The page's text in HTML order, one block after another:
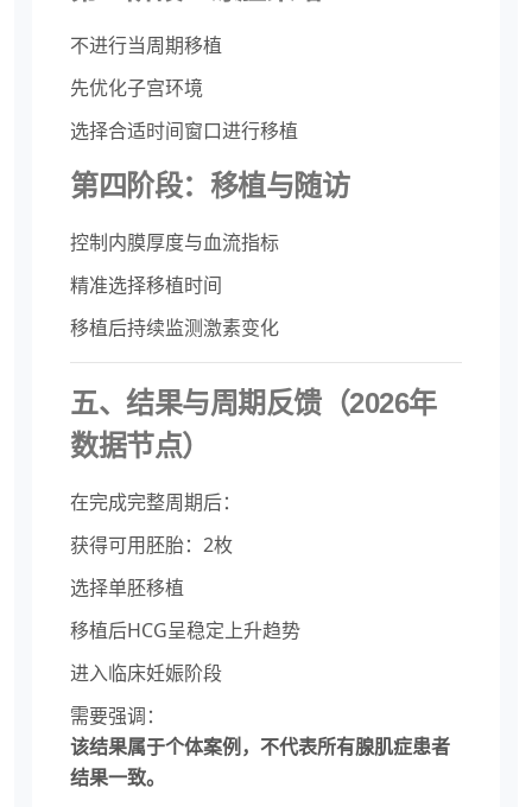
不进行当周期移植
先优化子宫环境
选择合适时间窗口进行移植
第四阶段：移植与随访
控制内膜厚度与血流指标
精准选择移植时间
移植后持续监测激素变化
五、结果与周期反馈（2026年
数据节点）
在完成完整周期后：
获得可用胚胎：2枚
选择单胚移植
移植后HCG呈稳定上升趋势
进入临床妊娠阶段
需要强调：
该结果属于个体案例，不代表所有腺肌症患者
结果一致。